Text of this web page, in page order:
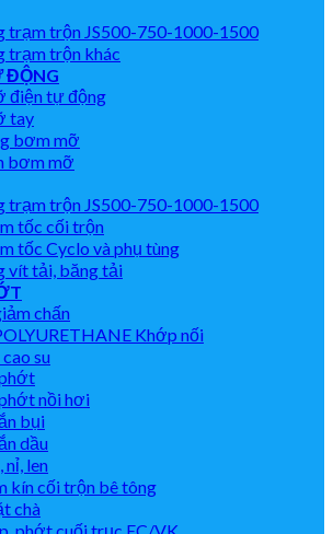
trạm trộn JS500-750-1000-1500
trạm trộn khác
ĐỘNG
điện tự động
tay
bơm mỡ
bơm mỡ
trạm trộn JS500-750-1000-1500
tốc cối trộn
tốc Cyclo và phụ tùng
vít tải, băng tải
chấn
Khớp nối
su
nồi hơi
bụi
dầu
nỉ, len
kín cối trộn bê tông
chà